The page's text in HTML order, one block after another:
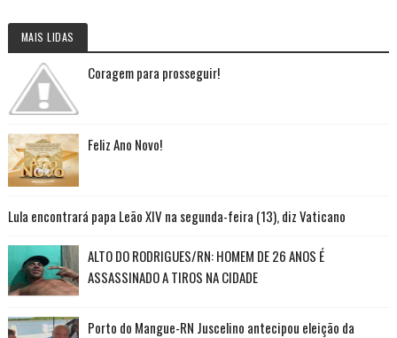
MAIS LIDAS
Coragem para prosseguir!
Feliz Ano Novo!
Lula encontrará papa Leão XIV na segunda-feira (13), diz Vaticano
ALTO DO RODRIGUES/RN: HOMEM DE 26 ANOS É
ASSASSINADO A TIROS NA CIDADE
Porto do Mangue-RN Juscelino antecipou eleição da